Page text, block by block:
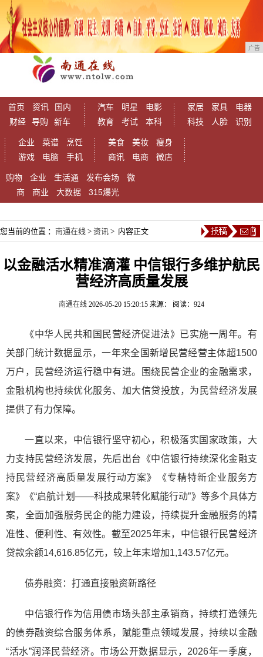
广告
首页 资讯
国内
财经
导购 新车
汽车 明星
电影
教育
考试 本科
家居 家具
电器
科技
人脸 识别
企业 菜谱
烹饪
游戏
电脑 手机
美食 美妆
瘦身
商讯
电商 微店
购物 企业 生活通 发布会场
微
商
商业 大数据 315爆光
您当前的位置 ： 南通在线 > 资讯 > 内容正文
以金融活水精准滴灌 中信银行多维护航民
营经济高质量发展
南通在线 2026-05-20 15:20:15 来源： 阅读：924
《中华人民共和国民营经济促进法》已实施一周年。有
关部门统计数据显示，一年来全国新增民营经营主体超1500
万户，民营经济运行稳中有进。围绕民营企业的金融需求，
金融机构也持续优化服务、加大信贷投放，为民营经济发展
提供了有力保障。
一直以来，中信银行坚守初心，积极落实国家政策，大
力支持民营经济发展，先后出台《中信银行持续深化金融支
持民营经济高质量发展行动方案》《专精特新企业服务方
案》《“启航计划——科技成果转化赋能行动”》等多个具体方
案，全面加强服务民企的能力建设，持续提升金融服务的精
准性、便利性、有效性。截至2025年末，中信银行民营经济
贷款余额14,616.85亿元，较上年末增加1,143.57亿元。
债券融资：打通直接融资新路径
中信银行作为信用债市场头部主承销商，持续打造领先
的债券融资综合服务体系，赋能重点领域发展，持续以金融
“活水”润泽民营经济。市场公开数据显示，2026年一季度，